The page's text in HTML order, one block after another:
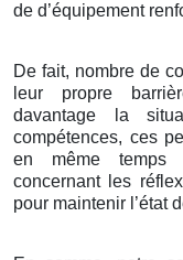
de d’équipement
De fait, nombre de
leur propre
davantage la
compétences, ces
en même temps
concernant les
pour maintenir l’état